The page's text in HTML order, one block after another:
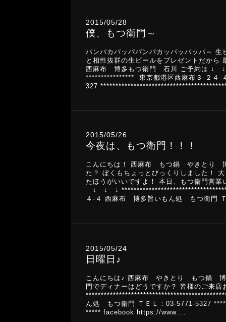
2015/05/28
僕、もつ衛門～
パンパカパッパパンパカッパッパッパ～
と相性抜群の生ビールをプレゼントだから
西麻布 博多もつ衛門 石川 ご予約は ↓
**************** 東京都港区西麻布３-２４
327
2015/05/26
今夜は、もつ衛門！！！
こんにちは！ 西麻布 もつ鍋 やきとり
た？ ぼくもちょっとびっくりしました！
たほうがいいですよ！ 本日、もつ衛門営
↓ ↓ ↓
４-４ 西麻布 博多旨いもん処 もつ衛門
2015/05/24
日曜日♪
こんにちは♪ 西麻布 やきとり もつ鍋
門でディナーはどうですか？ 皆様のご
ん処 もつ衛門 ＴＥＬ：03-5771-5327
***** facebook https://www….